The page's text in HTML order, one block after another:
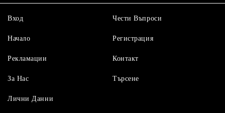
Вход
Начало
Рекламации
За Нас
Чести Въпроси
Регистрация
Контакт
Търсене
Лични Данни